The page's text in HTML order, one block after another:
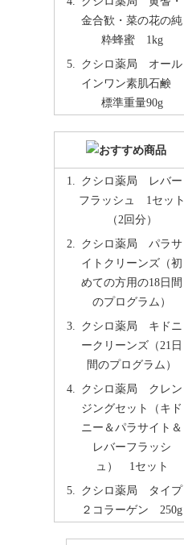
金合歓・菜の花の純
粋蜂蜜 1kg
クシロ薬局 オール
インワン素肌石鹸
標準重量90g
クシロ薬局 レバー
フラッシュ 1セット
（2回分）
クシロ薬局 パラサ
イトクリーンズ（初
めての方用の18日間
のプログラム）
クシロ薬局 キドニ
ークリーンズ（21日
間のプログラム）
クシロ薬局 クレン
ジングセット（キド
ニー＆パラサイト＆
レバーフラッシ
ュ） 1セット
クシロ薬局 タイプ
２コラーゲン 250g